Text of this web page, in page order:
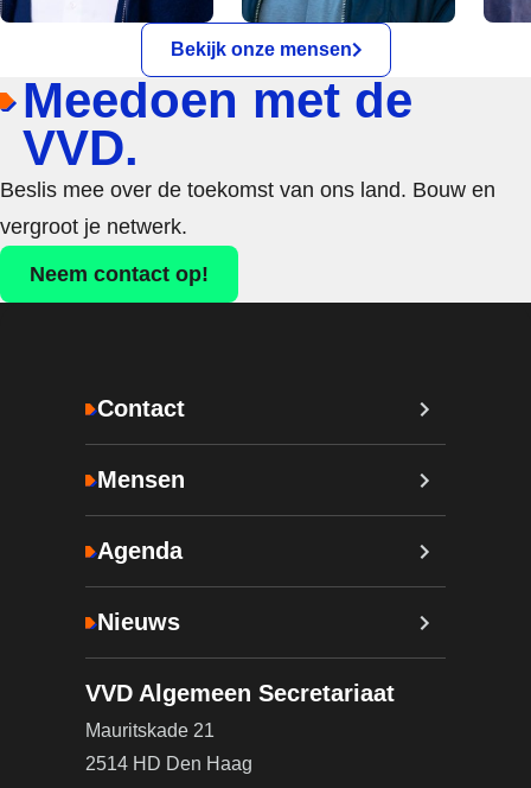
Bekijk onze mensen
Meedoen met de
VVD.
Beslis mee over de toekomst van ons land. Bouw en
vergroot je netwerk.
Neem contact op!
Contact
Mensen
Agenda
Nieuws
VVD Algemeen Secretariaat
Mauritskade 21
2514 HD Den Haag